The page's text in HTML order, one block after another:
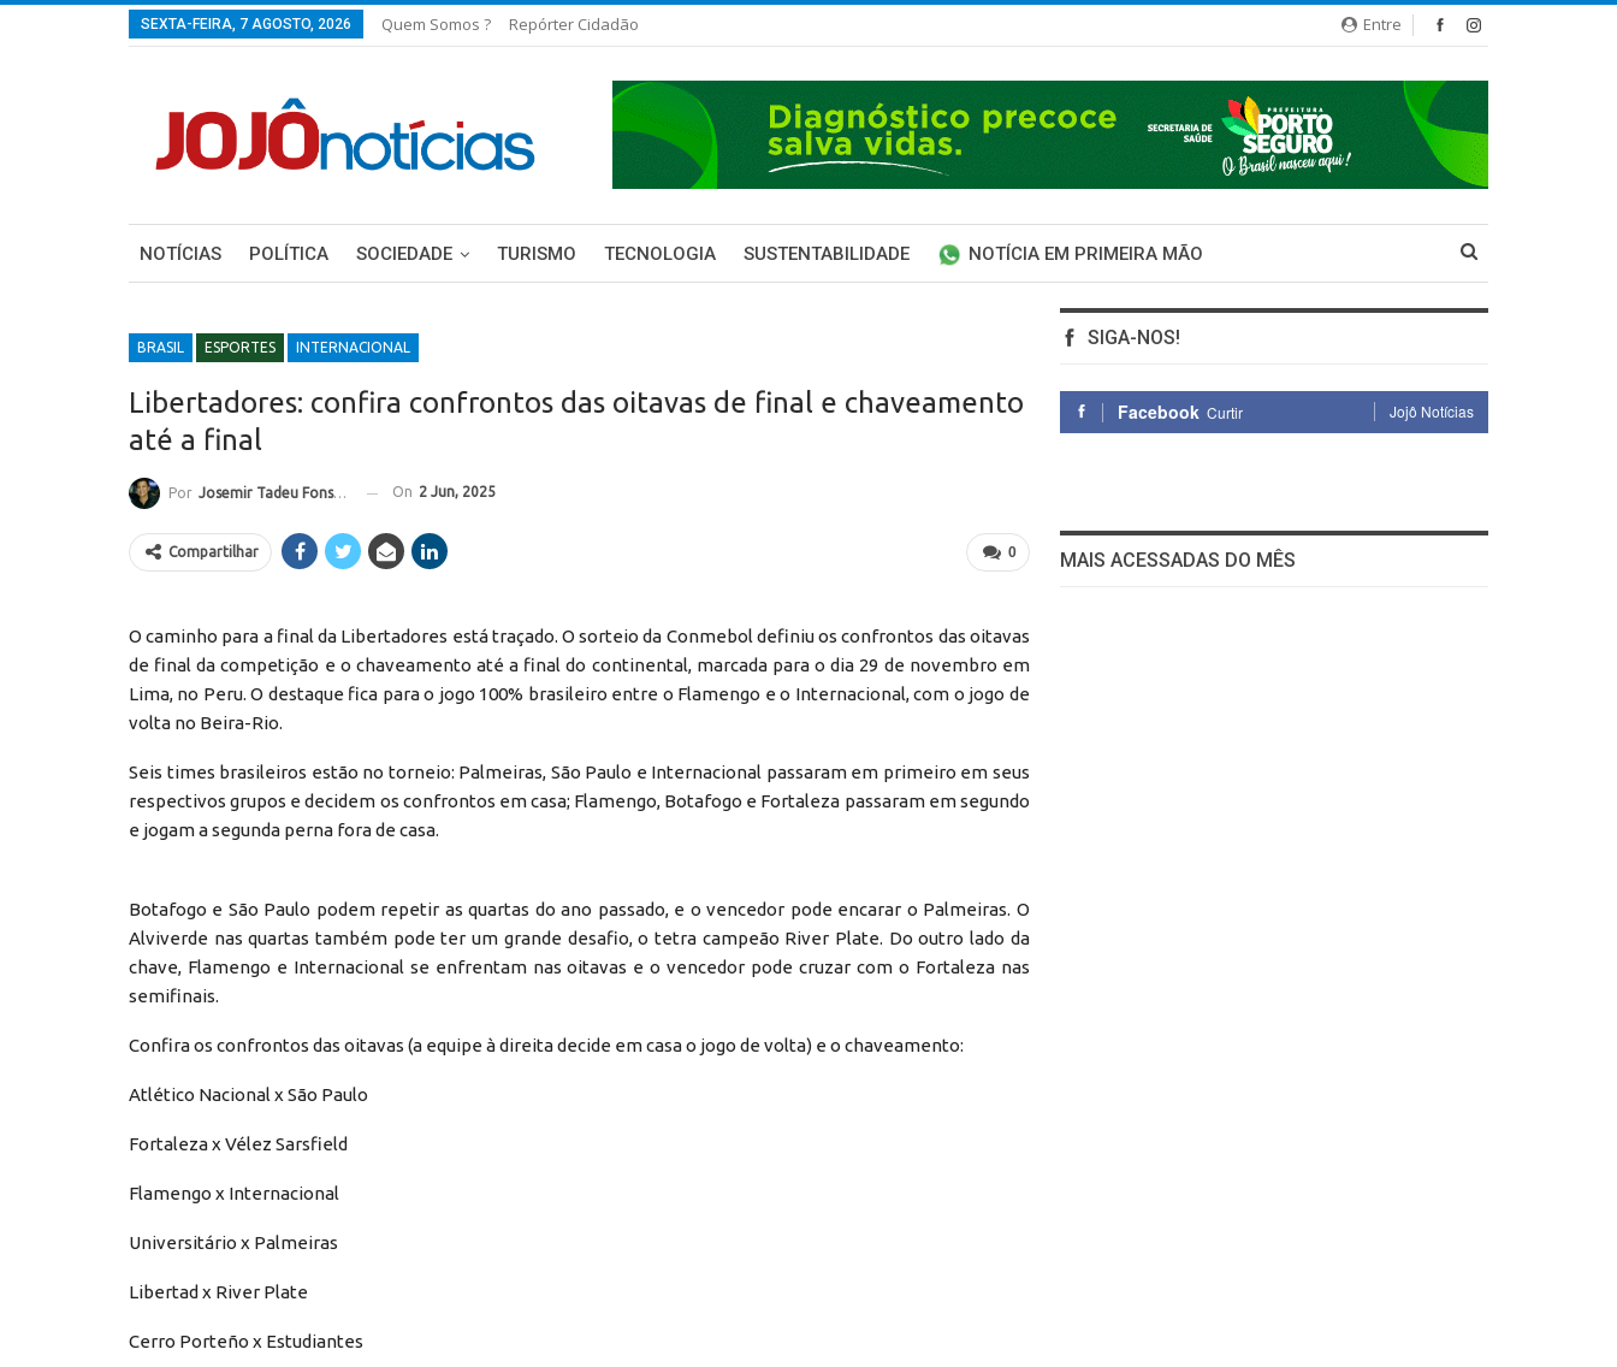
Entre
SEXTA-FEIRA, 7 AGOSTO, 2026 Quem Somos ? Repórter Cidadão
NOTÍCIAS POLÍTICA SOCIEDADE TURISMO TECNOLOGIA SUSTENTABILIDADE NOTÍCIA EM PRIMEIRA MÃO
BRASIL ESPORTES INTERNACIONAL
Libertadores: confira confrontos das oitavas de final e chaveamento
até a final
Por Josemir Tadeu Fonseca On 2 Jun, 2025
0
Compartilhar
O caminho para a final da Libertadores está traçado. O sorteio da Conmebol definiu os confrontos das oitavas
de final da competição e o chaveamento até a final do continental, marcada para o dia 29 de novembro em
Lima, no Peru. O destaque fica para o jogo 100% brasileiro entre o Flamengo e o Internacional, com o jogo de
volta no Beira-Rio.
Seis times brasileiros estão no torneio: Palmeiras, São Paulo e Internacional passaram em primeiro em seus
respectivos grupos e decidem os confrontos em casa; Flamengo, Botafogo e Fortaleza passaram em segundo
e jogam a segunda perna fora de casa.
Botafogo e São Paulo podem repetir as quartas do ano passado, e o vencedor pode encarar o Palmeiras. O
Alviverde nas quartas também pode ter um grande desafio, o tetra campeão River Plate. Do outro lado da
chave, Flamengo e Internacional se enfrentam nas oitavas e o vencedor pode cruzar com o Fortaleza nas
semifinais.
Confira os confrontos das oitavas (a equipe à direita decide em casa o jogo de volta) e o chaveamento:
Atlético Nacional x São Paulo
Fortaleza x Vélez Sarsfield
Flamengo x Internacional
Universitário x Palmeiras
Libertad x River Plate
Cerro Porteño x Estudiantes
SIGA-NOS!
Facebook Curtir Jojô Notícias
MAIS ACESSADAS DO MÊS